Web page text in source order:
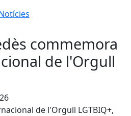
commemora
de l'Orgull
de l'Orgull LGTBIQ+,